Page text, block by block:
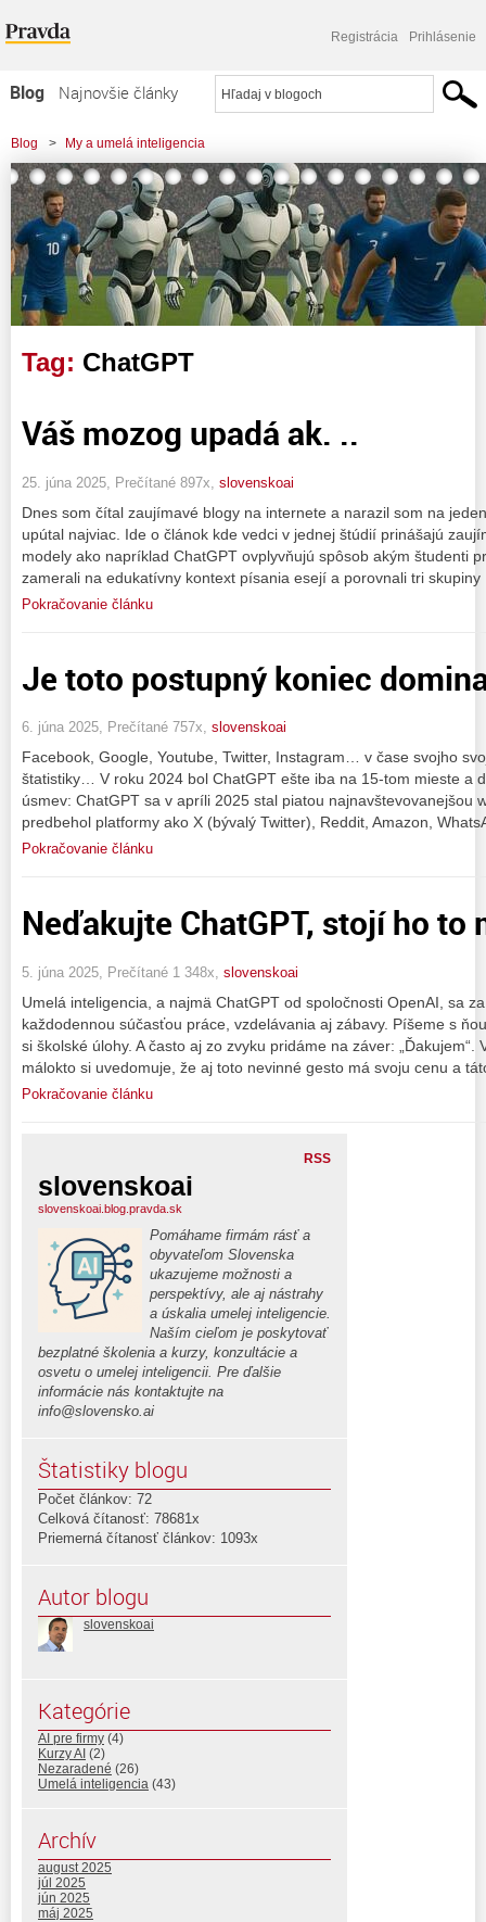
Registrácia Prihlásenie
Blog
Najnovšie články
Najčítanejšie články
Najkomentovanejšie články
Zoznam blogov
Komerčné blogy
Blog > My a umelá inteligencia
Tag: ChatGPT
Váš mozog upadá ak. ..
25. júna 2025, Prečítané 897x, slovenskoai
Dnes som čítal zaujímavé blogy na internete a narazil som na
upútal najviac. Ide o článok kde vedci v jednej štúdií prinášajú
modely ako napríklad ChatGPT ovplyvňujú spôsob akým študenti
zamerali na edukatívny kontext písania esejí a porovnali tri
Pokračovanie článku
Je toto postupný koniec
6. júna 2025, Prečítané 757x, slovenskoai
Facebook, Google, Youtube, Twitter, Instagram… v čase svojho
štatistiky… V roku 2024 bol ChatGPT ešte iba na 15-tom mieste a
úsmev: ChatGPT sa v apríli 2025 stal piatou najnavštevovanejšou
predbehol platformy ako X (bývalý Twitter), Reddit, Amazon,
Pokračovanie článku
Neďakujte ChatGPT, stojí ho to
5. júna 2025, Prečítané 1 348x, slovenskoai
Umelá inteligencia, a najmä ChatGPT od spoločnosti OpenAI, sa
každodennou súčasťou práce, vzdelávania aj zábavy. Píšeme s
si školské úlohy. A často aj zo zvyku pridáme na záver:
málokto si uvedomuje, že aj toto nevinné gesto má svoju cenu a
Pokračovanie článku
RSS
slovenskoai
slovenskoai.blog.pravda.sk
Pomáhame firmám rásť a
obyvateľom Slovenska
ukazujeme možnosti a
perspektívy, ale aj nástrahy
a úskalia umelej inteligencie.
Naším cieľom je poskytovať
bezplatné školenia a kurzy, konzultácie a
osvetu o umelej inteligencii. Pre ďalšie
informácie nás kontaktujte na
info@slovensko.ai
Štatistiky blogu
Počet článkov: 72
Celková čítanosť: 78681x
Priemerná čítanosť článkov: 1093x
Autor blogu
slovenskoai
Kategórie
AI pre firmy (4)
Kurzy AI (2)
Nezaradené (26)
Umelá inteligencia (43)
Archív
august 2025
júl 2025
jún 2025
máj 2025